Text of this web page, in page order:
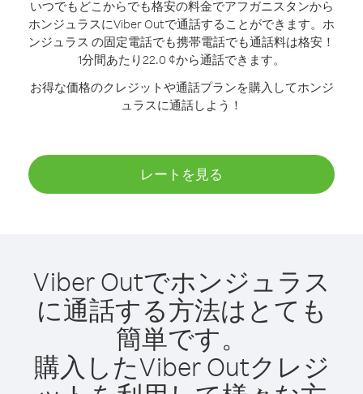
いつでもどこからでも格安の料金でアフガニスタンから
ホンジュラスにViber Outで通話することができます。 ホ
ンジュラス の固定電話でも携帯電話でも通話料は格安！
1分間あたり22.0 ¢から通話できます。
お得な価格のクレジットや通話プランを購入してホンジ
ュラスに通話しよう！
レートを見る
Viber Outでホンジュラス
に通話する方法はとても
簡単です。
購入したViber Outクレジ